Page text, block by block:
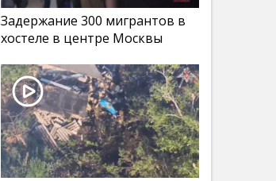
Задержание 300 мигрантов в
хостеле в центре Москвы